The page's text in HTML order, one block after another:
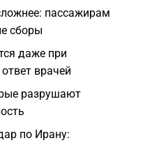
пассажирам
сборы
даже при
врачей
разрушают
по Ирану: